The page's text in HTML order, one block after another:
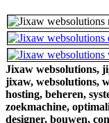
Jixaw websolutions,
jixaw, websolutions,
hosting, beheren,
zoekmachine,
designer, bouwen,